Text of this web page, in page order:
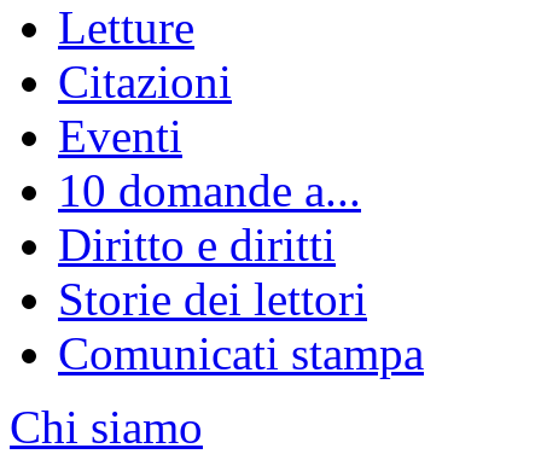
Letture
Citazioni
Eventi
10 domande a...
Diritto e diritti
Storie dei lettori
Comunicati stampa
Chi siamo